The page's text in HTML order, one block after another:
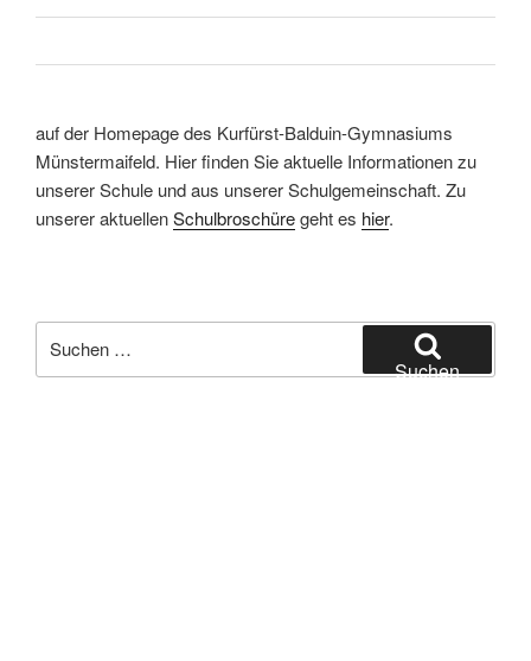
auf der Homepage des Kurfürst-Balduin-Gymnasiums
Münstermaifeld. Hier finden Sie aktuelle Informationen zu
unserer Schule und aus unserer Schulgemeinschaft. Zu
unserer aktuellenSchulbroschüregeht es hier.
nach:
Suchen